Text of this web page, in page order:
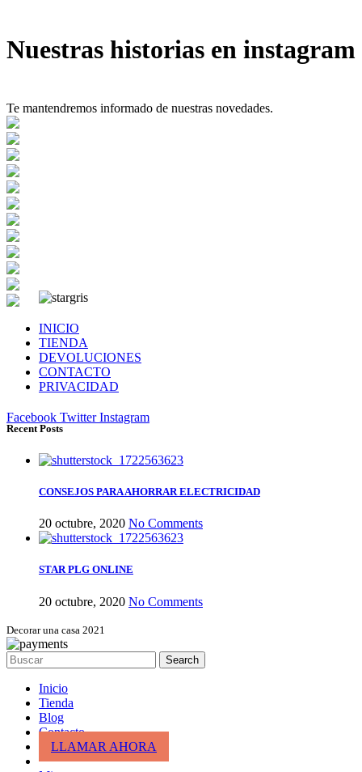
Nuestras historias en instagram
Te mantendremos informado de nuestras novedades.
INICIO
TIENDA
DEVOLUCIONES
CONTACTO
PRIVACIDAD
Facebook Twitter Instagram
Recent Posts
CONSEJOS PARA AHORRAR ELECTRICIDAD
20 octubre, 2020 No Comments
STAR PLG ONLINE
20 octubre, 2020 No Comments
Decorar una casa 2021
Search
Inicio
Tienda
Blog
Contacto
LLAMAR AHORA